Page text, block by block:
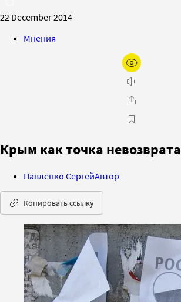
22 December 2014
Мнения
Крым как точка невозврата
Павленко СергейАвтор
Копировать ссылку